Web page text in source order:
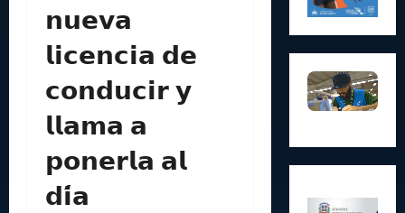
𝗻𝘂𝗲𝘃𝗮
𝗹𝗶𝗰𝗲𝗻𝗰𝗶𝗮 𝗱𝗲
𝗰𝗼𝗻𝗱𝘂𝗰𝗶𝗿 𝘆
𝗹𝗹𝗮𝗺𝗮 𝗮
𝗽𝗼𝗻𝗲𝗿𝗹𝗮 𝗮𝗹
𝗱𝗶́𝗮